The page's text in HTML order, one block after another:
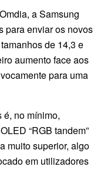
a Samsung
para enviar os novos
de 14,3 e
aumento face aos
para uma
no mínimo,
“RGB tandem”
muito superior, algo
em utilizadores